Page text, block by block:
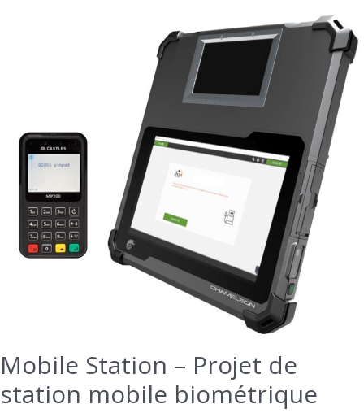
Mobile Station – Projet de
station mobile biométrique